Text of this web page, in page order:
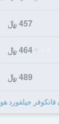
457 ﷼
464 ﷼
489 ﷼